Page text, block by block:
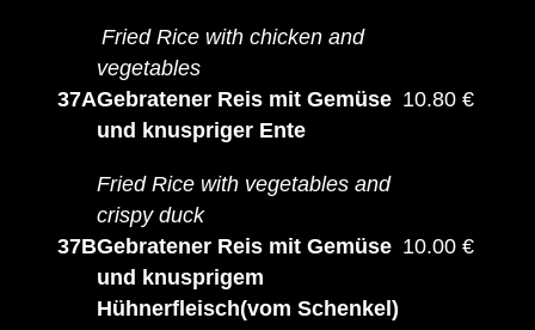
Fried Rice with chicken and
vegetables
37AGebratener Reis mit Gemüse
und knuspriger Ente
Fried Rice with vegetables and
crispy duck
10.80 €
37BGebratener Reis mit Gemüse
und knusprigem
Hühnerfleisch(vom Schenkel)
10.00 €